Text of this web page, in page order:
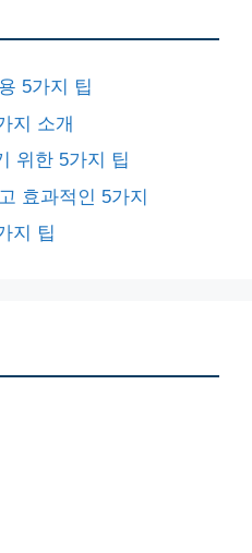
5가지 팁
지 소개
위한 5가지 팁
효과적인 5가지
지 팁